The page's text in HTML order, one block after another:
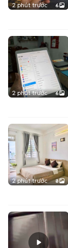
2 phút trước 6
2 phút trước 6
2 phút trước 8